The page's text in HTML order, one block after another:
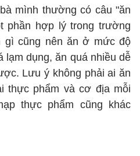
mình thường có câu "ăn
phần hợp lý trong trường
gì cũng nên ăn ở mức độ
lạm dụng, ăn quá nhiều dễ
Lưu ý không phải ai ăn
thực phẩm và cơ địa mỗi
thực phẩm cũng khác